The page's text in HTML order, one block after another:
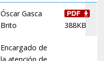
Óscar Gasca
Brito
388KB
Encargado de
la atención de